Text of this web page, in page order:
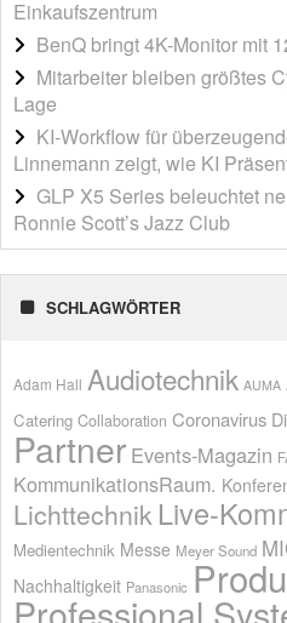
Einkaufszentrum
BenQ bringt 4K-Monitor mit
Mitarbeiter bleiben größtes
Lage
KI-Workflow für
Linnemann zeigt, wie KI
GLP X5 Series beleuchtet
Ronnie Scott’s Jazz Club
SCHLAGWÖRTER
Adam Hall Audiotechnik AUMA
Catering Collaboration Coronavirus
Partner Events-Magazin
KommunikationsRaum.
Lichttechnik Live-
Medientechnik Messe Meyer Sound
Nachhaltigkeit Panasonic
Professional